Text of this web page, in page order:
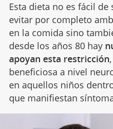
Esta dieta no es fácil de
evitar por completo
en la comida sino
desde los años 80 hay
apoyan esta restricción
beneficiosa a nivel
en aquellos niños
que manifiestan